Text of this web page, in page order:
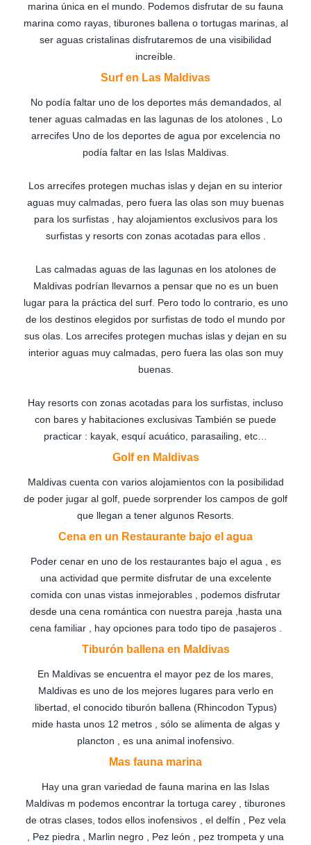
marina única en el mundo. Podemos disfrutar de su fauna
marina como rayas, tiburones ballena o tortugas marinas, al
ser aguas cristalinas disfrutaremos de una visibilidad
increíble.
Surf en Las Maldivas
No podía faltar uno de los deportes más demandados, al
tener aguas calmadas en las lagunas de los atolones , Lo
arrecifes Uno de los deportes de agua por excelencia no
podía faltar en las Islas Maldivas.
Los arrecifes protegen muchas islas y dejan en su interior
aguas muy calmadas, pero fuera las olas son muy buenas
para los surfistas , hay alojamientos exclusivos para los
surfistas y resorts con zonas acotadas para ellos .
Las calmadas aguas de las lagunas en los atolones de
Maldivas podrían llevarnos a pensar que no es un buen
lugar para la práctica del surf. Pero todo lo contrario, es uno
de los destinos elegidos por surfistas de todo el mundo por
sus olas. Los arrecifes protegen muchas islas y dejan en su
interior aguas muy calmadas, pero fuera las olas son muy
buenas.
Hay resorts con zonas acotadas para los surfistas, incluso
con bares y habitaciones exclusivas También se puede
practicar : kayak, esquí acuático, parasailing, etc…
Golf en Maldivas
Maldivas cuenta con varios alojamientos con la posibilidad
de poder jugar al golf, puede sorprender los campos de golf
que llegan a tener algunos Resorts.
Cena en un Restaurante bajo el agua
Poder cenar en uno de los restaurantes bajo el agua , es
una actividad que permite disfrutar de una excelente
comida con unas vistas inmejorables , podemos disfrutar
desde una cena romántica con nuestra pareja ,hasta una
cena familiar , hay opciones para todo tipo de pasajeros .
Tiburón ballena en Maldivas
En Maldivas se encuentra el mayor pez de los mares,
Maldivas es uno de los mejores lugares para verlo en
libertad, el conocido tiburón ballena (Rhincodon Typus)
mide hasta unos 12 metros , sólo se alimenta de algas y
plancton , es una animal inofensivo.
Mas fauna marina
Hay una gran variedad de fauna marina en las Islas
Maldivas m podemos encontrar la tortuga carey , tiburones
de otras clases, todos ellos inofensivos , el delfín , Pez vela
, Pez piedra , Marlin negro , Pez león , pez trompeta y una